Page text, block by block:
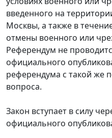
введенного на
Москвы, а также в
отмены военного или
Референдум не
официального
референдума с такой же
вопроса.
Закон вступает в силу
официального